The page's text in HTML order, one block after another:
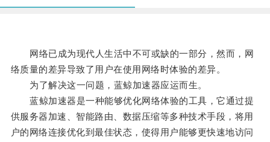
网络已成为现代人生活中不可或缺的一部分，然而，网
络质量的差异导致了用户在使用网络时体验的差异。
为了解决这一问题，蓝鲸加速器应运而生。
蓝鲸加速器是一种能够优化网络体验的工具，它通过提
供服务器加速、智能路由、数据压缩等多种技术手段，将用
户的网络连接优化到最佳状态，使得用户能够更快速地访问